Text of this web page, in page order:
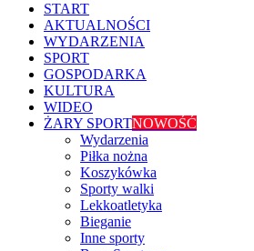
START
AKTUALNOŚCI
WYDARZENIA
SPORT
GOSPODARKA
KULTURA
WIDEO
ŻARY SPORTNOWOŚĆ
Wydarzenia
Piłka nożna
Koszykówka
Sporty walki
Lekkoatletyka
Bieganie
Inne sporty